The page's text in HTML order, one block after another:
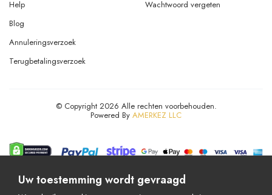
Blog
Annuleringsverzoek
Terugbetalingsverzoek
Uw toestemming wordt gevraagd